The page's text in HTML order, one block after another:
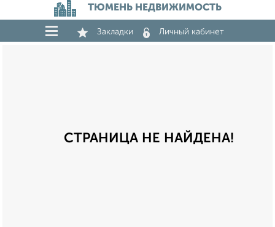
ТЮМЕНЬ НЕДВИЖИМОСТЬ
Закладки Личный кабинет
СТРАНИЦА НЕ НАЙДЕНА!